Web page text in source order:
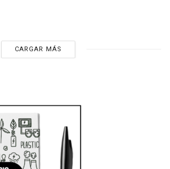
CARGAR MÁS